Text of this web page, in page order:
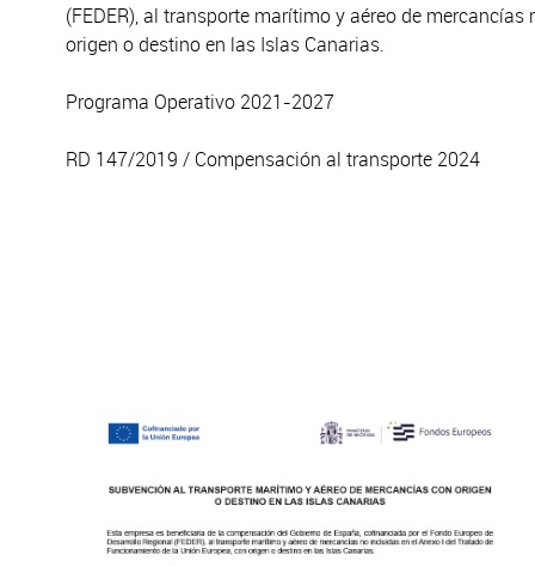
(FEDER), al transporte marítimo y aéreo de
origen o destino en las Islas Canarias.
Programa Operativo 2021-2027
RD 147/2019 / Compensación al transporte 2024